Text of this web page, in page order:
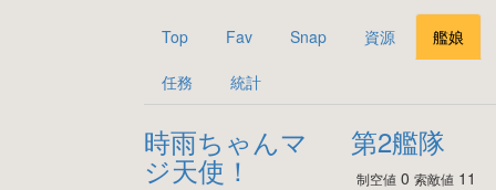
Top Fav Snap 資源 艦娘
任務 統計
時雨ちゃんマ
ジ天使！
第2艦隊
制空値 0索敵値 11